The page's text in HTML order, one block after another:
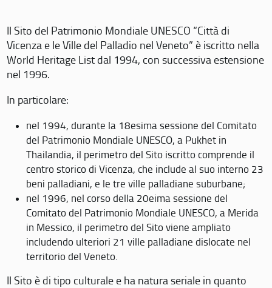
Il Sito del Patrimonio Mondiale UNESCO “Città di
Vicenza e le Ville del Palladio nel Veneto” è iscritto nella
World Heritage List dal 1994, con successiva estensione
nel 1996.
In particolare:
nel 1994, durante la 18esima sessione del Comitato
del Patrimonio Mondiale UNESCO, a Pukhet in
Thailandia, il perimetro del Sito iscritto comprende il
centro storico di Vicenza, che include al suo interno 23
beni palladiani, e le tre ville palladiane suburbane;
nel 1996, nel corso della 20eima sessione del
Comitato del Patrimonio Mondiale UNESCO, a Merida
in Messico, il perimetro del Sito viene ampliato
includendo ulteriori 21 ville palladiane dislocate nel
territorio del Veneto.
Il Sito è di tipo culturale e ha natura seriale in quanto